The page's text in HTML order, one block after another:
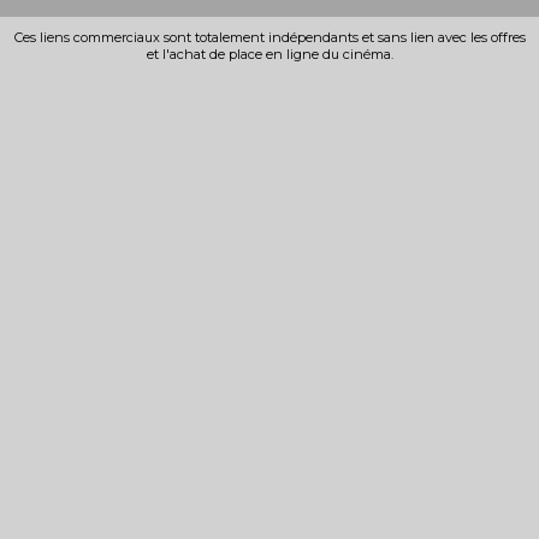
Ces liens commerciaux sont totalement indépendants et sans lien avec les offres
et l'achat de place en ligne du cinéma.